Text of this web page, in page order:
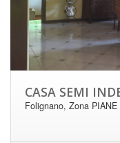
CASA SEMI
Folignano, Zona